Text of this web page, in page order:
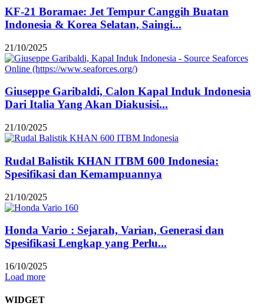
KF-21 Boramae: Jet Tempur Canggih Buatan
Indonesia & Korea Selatan, Saingi...
21/10/2025
Giuseppe Garibaldi, Calon Kapal Induk Indonesia
Dari Italia Yang Akan Diakusisi...
21/10/2025
Rudal Balistik KHAN ITBM 600 Indonesia:
Spesifikasi dan Kemampuannya
21/10/2025
Honda Vario : Sejarah, Varian, Generasi dan
Spesifikasi Lengkap yang Perlu...
16/10/2025
Load more
WIDGET